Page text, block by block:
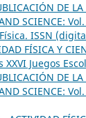
DE
AND SCIENCE:
ISSN
FÍSICA Y
Juegos
DE
AND SCIENCE: